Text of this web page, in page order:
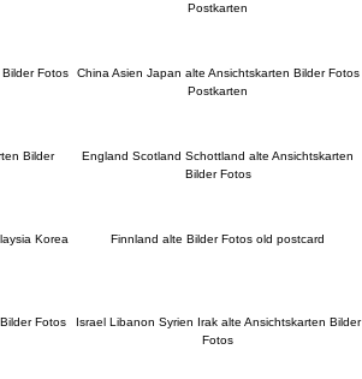
Postkarten
Fotos
China Asien Japan alte Ansichtskarten Bilder Fotos
Postkarten
Bilder
England Scotland Schottland alte Ansichtskarten
Bilder Fotos
Korea
Finnland alte Bilder Fotos old postcard
Fotos
Israel Libanon Syrien Irak alte Ansichtskarten Bilder
Fotos